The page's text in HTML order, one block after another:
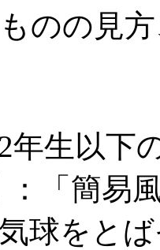
のの見
年生以下
「簡易
球をと